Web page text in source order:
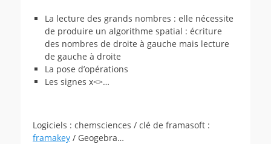
La lecture des grands nombres : elle nécessite
de produire un algorithme spatial : écriture
des nombres de droite à gauche mais lecture
de gauche à droite
La pose d’opérations
Les signes x<>…
Logiciels : chemsciences / clé de framasoft :
framakey / Geogebra…